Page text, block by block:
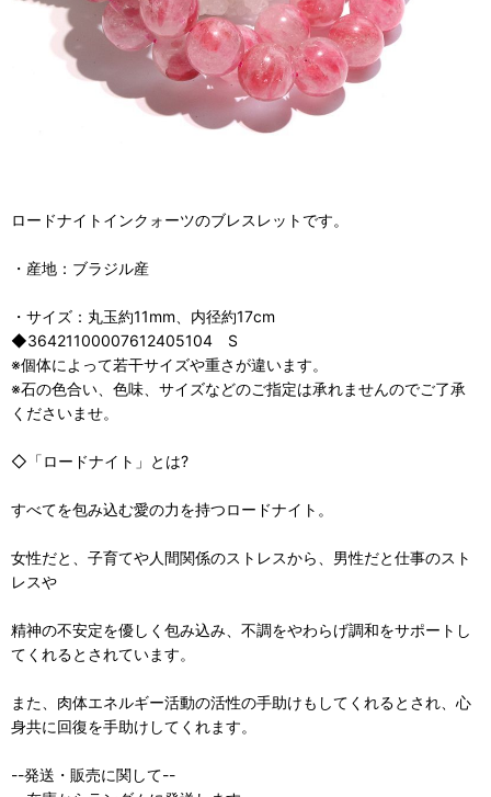
ロードナイトインクォーツのブレスレットです。
・産地：ブラジル産
・サイズ：丸玉約11mm、内径約17cm
◆36421100007612405104 S
※個体によって若干サイズや重さが違います。
※石の色合い、色味、サイズなどのご指定は承れませんのでご了承
くださいませ。
◇「ロードナイト」とは?
すべてを包み込む愛の力を持つロードナイト。
女性だと、子育てや人間関係のストレスから、男性だと仕事のスト
レスや
精神の不安定を優しく包み込み、不調をやわらげ調和をサポートし
てくれるとされています。
また、肉体エネルギー活動の活性の手助けもしてくれるとされ、心
身共に回復を手助けしてくれます。
--発送・販売に関して--